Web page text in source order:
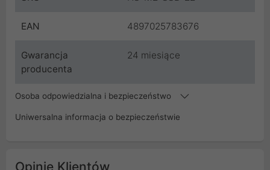
EAN 4897025783676
Gwarancja
producenta
24 miesiące
Osoba odpowiedzialna i bezpieczeństwo
Uniwersalna informacja o bezpieczeństwie
Opinie Klientów